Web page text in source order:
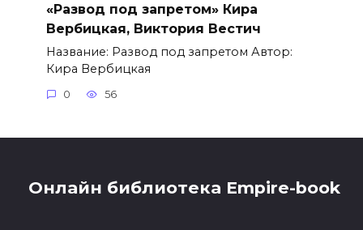
«Развод под запретом» Кира
Вербицкая, Виктория Вестич
Название: Развод под запретом Автор:
Кира Вербицкая
0 56
Онлайн библиотека Empire-book